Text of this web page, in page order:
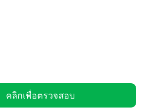
คลิกเพื่อตรวจสอบ